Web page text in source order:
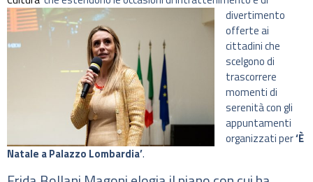
divertimento
offerte ai
cittadini che
scelgono di
trascorrere
momenti di
serenità con gli
appuntamenti
organizzati per‘È
Natale a Palazzo Lombardia’.